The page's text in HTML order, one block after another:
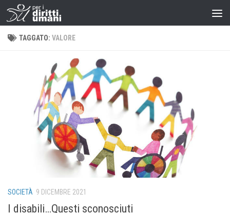
TAGGATO: VALORE
SOCIETÀ 9 DICEMBRE 2021
I disabili…Questi sconosciuti